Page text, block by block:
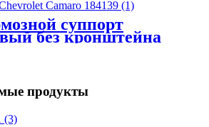
суппорт
без кронштейна
продукты